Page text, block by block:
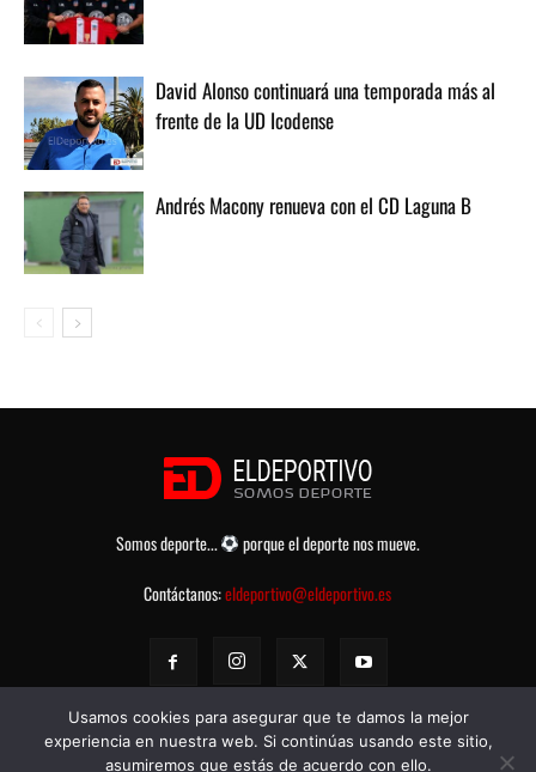
David Alonso continuará una temporada más al
frente de la UD Icodense
Andrés Macony renueva con el CD Laguna B
Somos deporte...
porque el deporte nos mueve.
Contáctanos:eldeportivo@eldeportivo.es
Usamos cookies para asegurar que te damos la mejor
experiencia en nuestra web. Si continúas usando este sitio,
asumiremos que estás de acuerdo con ello.